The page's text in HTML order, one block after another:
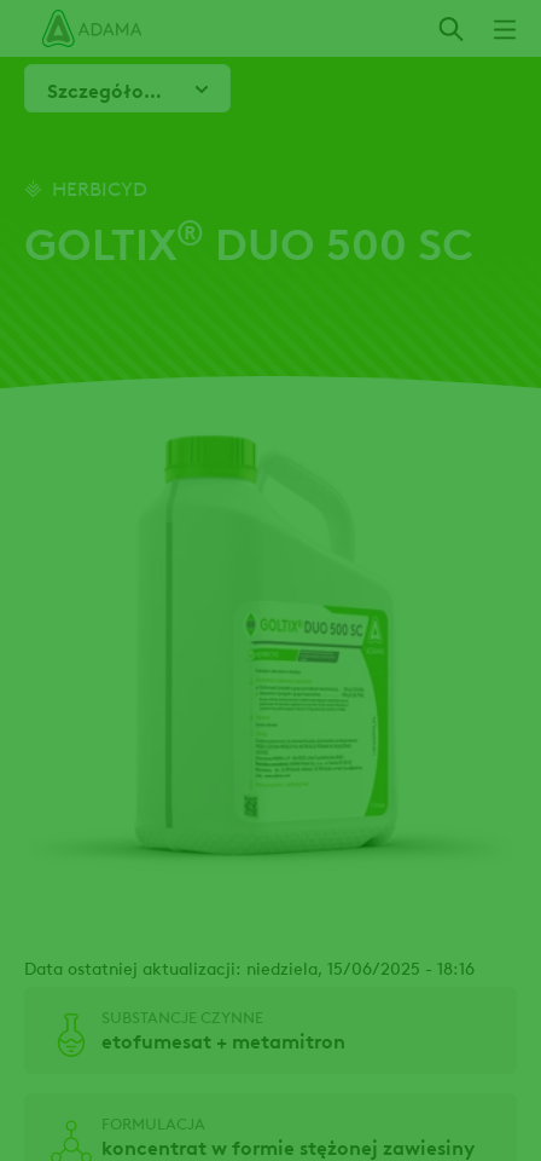
Przejdź
treści
Szczegółowe informacje
HERBICYD
GOLTIX® DUO 500 SC
Data ostatniej aktualizacji: niedziela, 15/06/2025 - 18:16
SUBSTANCJE CZYNNE
etofumesat + metamitron
FORMULACJA
koncentrat w formie stężonej zawiesiny